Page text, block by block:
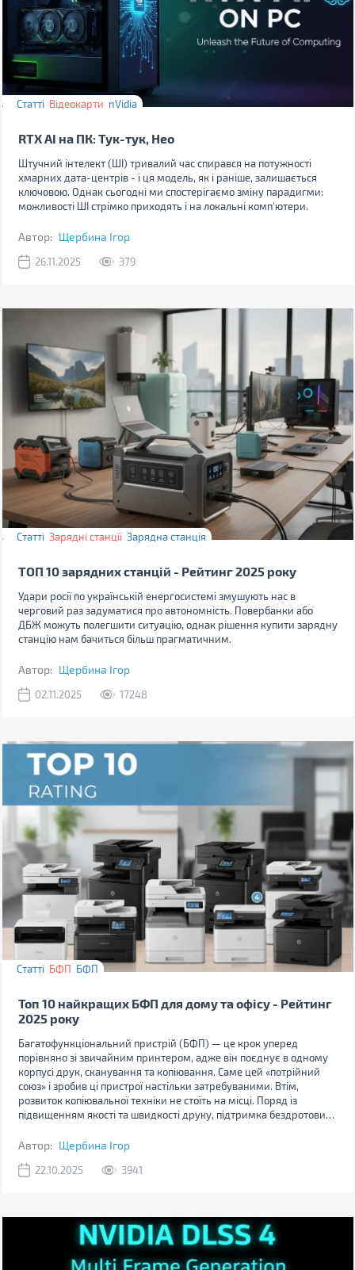
Статті Відеокарти nVidia
RTX AI на ПК: Тук-тук, Нео
Штучний інтелект (ШІ) тривалий час спирався на потужності
хмарних дата-центрів - і ця модель, як і раніше, залишається
ключовою. Однак сьогодні ми спостерігаємо зміну парадигми:
можливості ШІ стрімко приходять і на локальні комп'ютери.
Автор: Щербина Ігор
26.11.2025 379
Статті Зарядні станції Зарядна станція
ТОП 10 зарядних станцій - Рейтинг 2025 року
Удари росії по українській енергосистемі змушують нас в
черговий раз задуматися про автономність. Повербанки або
ДБЖ можуть полегшити ситуацію, однак рішення купити зарядну
станцію нам бачиться більш прагматичним.
Автор: Щербина Ігор
02.11.2025 17248
Статті БФП БФП
Топ 10 найкращих БФП для дому та офісу - Рейтинг
2025 року
Багатофункціональний пристрій (БФП) — це крок уперед
порівняно зі звичайним принтером, адже він поєднує в одному
корпусі друк, сканування та копіювання. Саме цей «потрійний
союз» і зробив ці пристрої настільки затребуваними. Втім,
розвиток копіювальної техніки не стоїть на місці. Поряд із
підвищенням якості та швидкості друку, підтримка бездротових
Автор: Щербина Ігор
22.10.2025 3941